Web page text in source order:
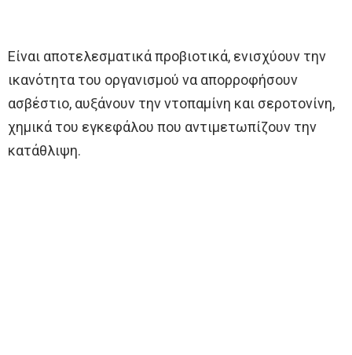
Είναι αποτελεσματικά προβιοτικά, ενισχύουν την
ικανότητα του οργανισμού να απορροφήσουν
ασβέστιο, αυξάνουν την ντοπαμίνη και σεροτονίνη,
χημικά του εγκεφάλου που αντιμετωπίζουν την
κατάθλιψη.